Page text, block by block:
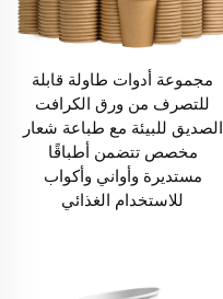
مجموعة أدوات طاولة قابلة
للتصرف من ورق الكرافت
الصديق للبيئة مع طباعة شعار
مخصص تتضمن أطباقًا
مستديرة وأواني وأكواب
للاستخدام الغذائي